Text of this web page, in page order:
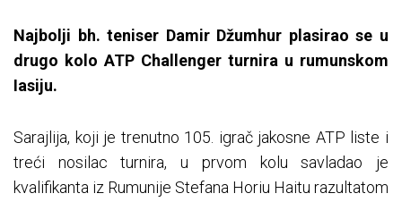
Najbolji bh. teniser Damir Džumhur plasirao se u
drugo kolo ATP Challenger turnira u rumunskom
Iasiju.
Sarajlija, koji je trenutno 105. igrač jakosne ATP liste i
treći nosilac turnira, u prvom kolu savladao je
kvalifikanta iz Rumunije Stefana Horiu Haitu razultatom